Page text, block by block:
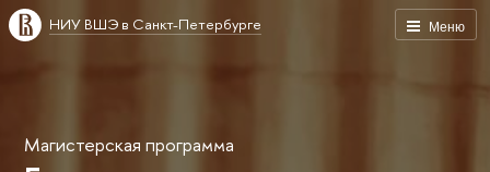
Меню
НИУ ВШЭ в Санкт-Петербурге
Магистерская программа